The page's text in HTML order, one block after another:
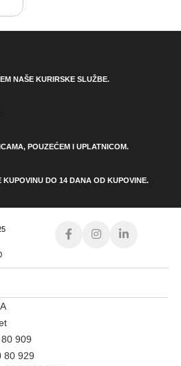
NAŠE KURIRSKE SLUŽBE.
POUZEĆEM I UPLATNICOM.
DO 14 DANA OD KUPOVINE.
909
80 929